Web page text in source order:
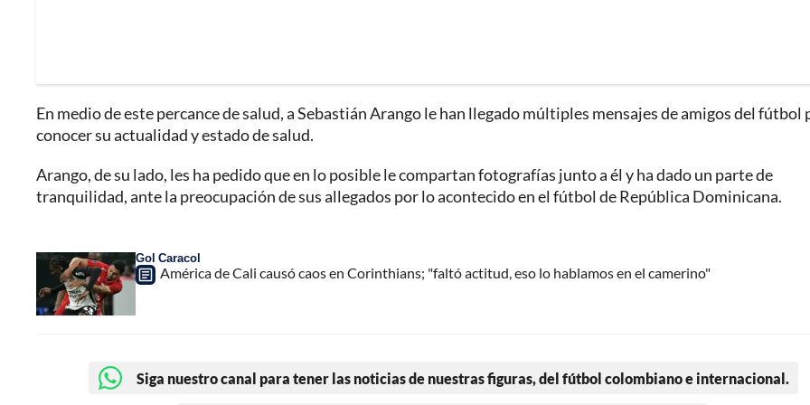
En medio de este percance de salud, a Sebastián Arango le han llegado múltiples mensajes de amigos del fútbol
conocer su actualidad y estado de salud.
Arango, de su lado, les ha pedido que en lo posible le compartan fotografías junto a él y ha dado un parte de
tranquilidad, ante la preocupación de sus allegados por lo acontecido en el fútbol de República Dominicana.
Gol Caracol
América de Cali causó caos en Corinthians; "faltó actitud, eso lo hablamos en el camerino"
Siga nuestro canal para tener las noticias de nuestras figuras, del fútbol colombiano e internacional.